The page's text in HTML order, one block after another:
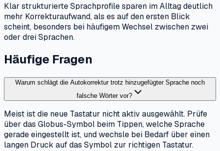
Klar strukturierte Sprachprofile sparen im Alltag deutlich
mehr Korrekturaufwand, als es auf den ersten Blick
scheint, besonders bei häufigem Wechsel zwischen zwei
oder drei Sprachen.
Häufige Fragen
Warum schlägt die Autokorrektur trotz hinzugefügter Sprache noch
falsche Wörter vor?
Meist ist die neue Tastatur nicht aktiv ausgewählt. Prüfe
über das Globus-Symbol beim Tippen, welche Sprache
gerade eingestellt ist, und wechsle bei Bedarf über einen
langen Druck auf das Symbol zur richtigen Tastatur.